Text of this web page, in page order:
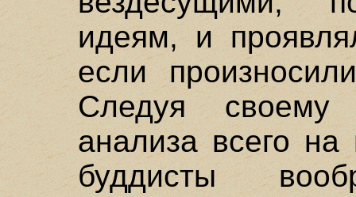
идеям, и
если
Следуя своему
анализа всего
буддисты